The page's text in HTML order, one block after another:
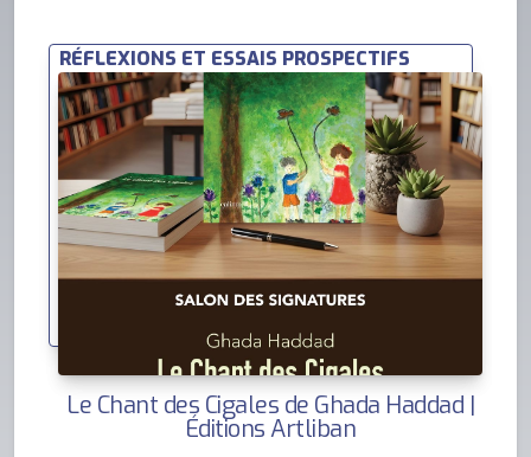
RÉFLEXIONS ET ESSAIS PROSPECTIFS
Le Chant des Cigales de Ghada Haddad |
Éditions Artliban